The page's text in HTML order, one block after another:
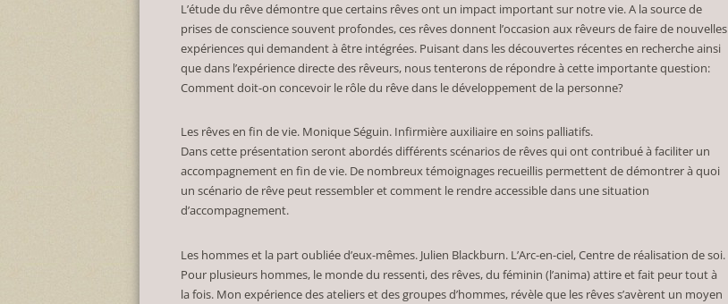
L’étude du rêve démontre que certains rêves ont un impact important sur notre vie. A la source de
prises de conscience souvent profondes, ces rêves donnent l’occasion aux rêveurs de faire de nouvelles
expériences qui demandent à être intégrées. Puisant dans les découvertes récentes en recherche ainsi
que dans l’expérience directe des rêveurs, nous tenterons de répondre à cette importante question:
Comment doit-on concevoir le rôle du rêve dans le développement de la personne?
Les rêves en fin de vie. Monique Séguin. Infirmière auxiliaire en soins palliatifs.
Dans cette présentation seront abordés différents scénarios de rêves qui ont contribué à faciliter un
accompagnement en fin de vie. De nombreux témoignages recueillis permettent de démontrer à quoi
un scénario de rêve peut ressembler et comment le rendre accessible dans une situation
d’accompagnement.
Les hommes et la part oubliée d’eux-mêmes. Julien Blackburn. L’Arc-en-ciel, Centre de réalisation de soi.
Pour plusieurs hommes, le monde du ressenti, des rêves, du féminin (l’anima) attire et fait peur tout à
la fois. Mon expérience des ateliers et des groupes d’hommes, révèle que les rêves s’avèrent un moyen